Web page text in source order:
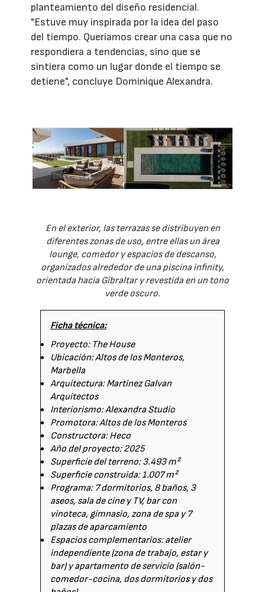
planteamiento del diseño residencial.
"Estuve muy inspirada por la idea del paso
del tiempo. Queríamos crear una casa que no
respondiera a tendencias, sino que se
sintiera como un lugar donde el tiempo se
detiene", concluye Dominique Alexandra.
En el exterior, las terrazas se distribuyen en
diferentes zonas de uso, entre ellas un área
lounge, comedor y espacios de descanso,
organizados alrededor de una piscina infinity,
orientada hacia Gibraltar y revestida en un tono
verde oscuro.
Ficha técnica:
Proyecto: The House
Ubicación: Altos de los Monteros,
Marbella
Arquitectura: Martinez Galvan
Arquitectos
Interiorismo: Alexandra Studio
Promotora: Altos de los Monteros
Constructora: Heco
Año del proyecto: 2025
Superficie del terreno: 3.493 m²
Superficie construida: 1.007 m²
Programa: 7 dormitorios, 8 baños, 3
aseos, sala de cine y TV, bar con
vinoteca, gimnasio, zona de spa y 7
plazas de aparcamiento
Espacios complementarios: atelier
independiente (zona de trabajo, estar y
bar) y apartamento de servicio (salón-
comedor-cocina, dos dormitorios y dos